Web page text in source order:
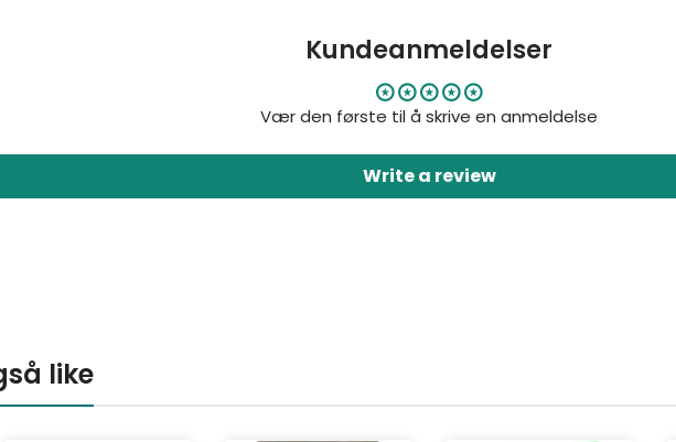
Kundeanmeldelser
Vær den første til å skrive en anmeldelse
Write a review
like